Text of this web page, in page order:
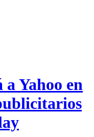
Yahoo en